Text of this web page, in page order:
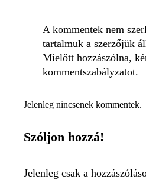
A kommentek nem
tartalmuk a szerzőjük
Mielőtt hozzászólna,
kommentszabályzatot.
Jelenleg nincsenek kommentek.
Szóljon hozzá!
Jelenleg csak a